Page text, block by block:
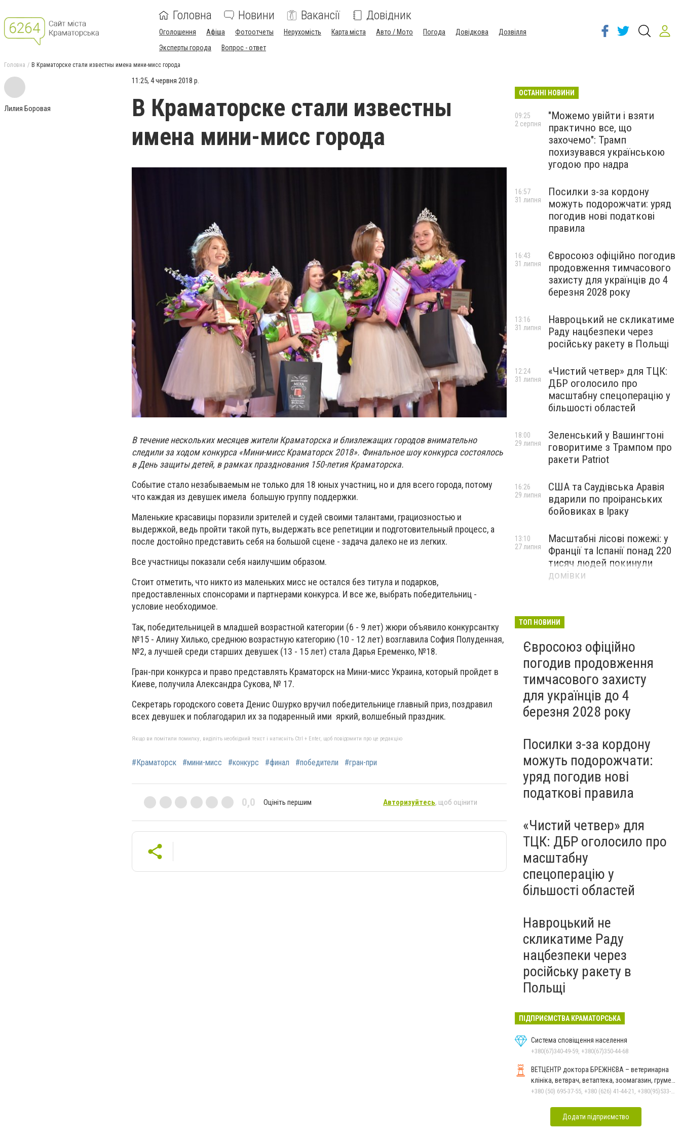
Головна Новини Вакансії Довідник
Оголошення Афіша Фотоотчеты Нерухомість Карта міста Авто / Мото Погода Довідкова
Дозвілля
Эксперты города
Вопрос - ответ
Головна В Краматорске стали известны имена мини-мисс города
Лилия Боровая
11:25, 4 червня 2018 р.
В Краматорске стали известны
имена мини-мисс города
В течение нескольких месяцев жители Краматорска и близлежащих городов внимательно
следили за ходом конкурса «Мини-мисс Краматорск 2018». Финальное шоу конкурса состоялось
в День защиты детей, в рамках празднования 150-летия Краматорска.
Событие стало незабываемым не только для 18 юных участниц, но и для всего города, потому
что каждая из девушек имела большую группу поддержки.
Маленькие красавицы поразили зрителей и судей своими талантами, грациозностью и
выдержкой, ведь пройти такой путь, выдержать все репетиции и подготовительный процесс, а
после достойно представить себя на большой сцене - задача далеко не из легких.
Все участницы показали себя наилучшим образом.
Стоит отметить, что никто из маленьких мисс не остался без титула и подарков,
предоставленных спонсорами и партнерами конкурса. И все же, выбрать победительниц -
условие необходимое.
Так, победительницей в младшей возрастной категории (6 - 9 лет) жюри объявило конкурсантку
№15 - Алину Хилько, среднюю возрастную категорию (10 - 12 лет) возглавила София Полуденная,
№2, а лучшей среди старших девушек (13 - 15 лет) стала Дарья Еременко, №18.
Гран-при конкурса и право представлять Краматорск на Мини-мисс Украина, который пройдет в
Киеве, получила Александра Сукова, № 17.
Секретарь городского совета Денис Ошурко вручил победительнице главный приз, поздравил
всех девушек и поблагодарил их за подаренный ими яркий, волшебный праздник.
Якщо ви помітили помилку, виділіть необхідний текст і натисніть Ctrl + Enter, щоб повідомити про це редакцію
#Краматорск #мини-мисс #конкурс #финал #победители #гран-при
0,0 Оцініть першим Авторизуйтесь, щоб оцінити
ОСТАННІ НОВИНИ
"Можемо увійти і взяти
практично все, що
захочемо": Трамп
похизувався українською
угодою про надра
09:25
2 серпня
Посилки з-за кордону
можуть подорожчати: уряд
погодив нові податкові
правила
16:57
31 липня
Євросоюз офіційно погодив
продовження тимчасового
захисту для українців до 4
березня 2028 року
16:43
31 липня
Навроцький не скликатиме
Раду нацбезпеки через
російську ракету в Польщі
13:16
31 липня
«Чистий четвер» для ТЦК:
ДБР оголосило про
масштабну спецоперацію у
більшості областей
12:24
31 липня
Зеленський у Вашингтоні
говоритиме з Трампом про
ракети Patriot
18:00
29 липня
США та Саудівська Аравія
вдарили по проіранських
бойовиках в Іраку
16:26
29 липня
Масштабні лісові пожежі: у
Франції та Іспанії понад 220
тисяч людей покинули
домівки
13:10
27 липня
ТОП НОВИНИ
Євросоюз офіційно
погодив продовження
тимчасового захисту
для українців до 4
березня 2028 року
Посилки з-за кордону
можуть подорожчати:
уряд погодив нові
податкові правила
«Чистий четвер» для
ТЦК: ДБР оголосило про
масштабну
спецоперацію у
більшості областей
Навроцький не
скликатиме Раду
нацбезпеки через
російську ракету в
Польщі
ПІДПРИЄМСТВА КРАМАТОРСЬКА
Система сповіщення населення
+380(67)340-49-59, +380(67)350-44-68
ВЕТЦЕНТР доктора БРЕЖНЄВА – ветеринарна
клініка, ветврач, ветаптека, зоомагазин, грумер,
стрижки.
+380 (50) 695-37-55, +380 (626) 41-44-21, +380(95)533-90-03
Додати підприємство